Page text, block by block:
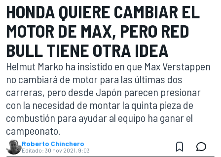
HONDA QUIERE CAMBIAR EL
MOTOR DE MAX, PERO RED
BULL TIENE OTRA IDEA
Helmut Marko ha insistido en que Max Verstappen
no cambiará de motor para las últimas dos
carreras, pero desde Japón parecen presionar
con la necesidad de montar la quinta pieza de
combustión para ayudar al equipo ha ganar el
campeonato.
Roberto Chinchero
Editado: 30 nov 2021, 9:03